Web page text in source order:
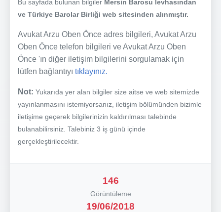
Bu sayfada bulunan bilgiler Mersin Barosu levhasından
ve Türkiye Barolar Birliği web sitesinden alınmıştır.
Avukat Arzu Oben Önce adres bilgileri, Avukat Arzu
Oben Önce telefon bilgileri ve Avukat Arzu Oben
Önce 'ın diğer iletişim bilgilerini sorgulamak için
lütfen bağlantıyı tıklayınız.
Not: Yukarıda yer alan bilgiler size aitse ve web sitemizde
yayınlanmasını istemiyorsanız, iletişim bölümünden bizimle
iletişime geçerek bilgilerinizin kaldırılması talebinde
bulanabilirsiniz. Talebiniz 3 iş günü içinde
gerçekleştirilecektir.
146
Görüntüleme
19/06/2018